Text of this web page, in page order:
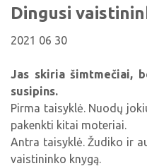
Biblioteka
Viktorinos
Žymūs
Mūsų
Virtualios
Edukaciniai
Periodiniai
Tau patiks
Padaliniai
Dingusi
2021 06 30
Jas skiria šimtmečiai,
susipins.
Pirma taisyklė. Nuodų
pakenkti kitai moteriai.
Antra taisyklė. Žudiko ir
vaistininko knygą.